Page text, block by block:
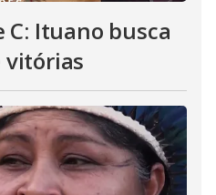
C: Ituano busca